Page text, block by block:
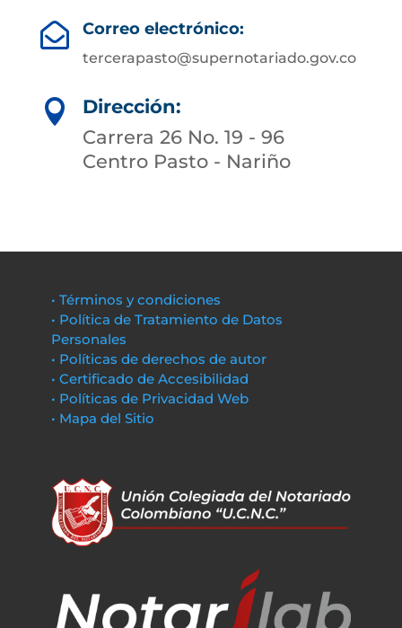
 Correo electrónico:
tercerapasto@supernotariado.gov.co

Dirección:
Carrera 26 No. 19 - 96
Centro Pasto - Nariño
• Términos y condiciones
• Política de Tratamiento de Datos
Personales
• Políticas de derechos de autor
• Certificado de Accesibilidad
• Políticas de Privacidad Web
• Mapa del Sitio